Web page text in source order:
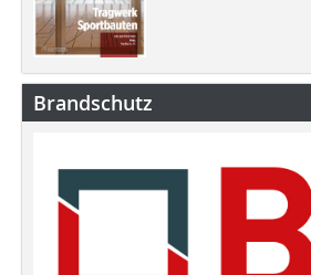
Brandschutz